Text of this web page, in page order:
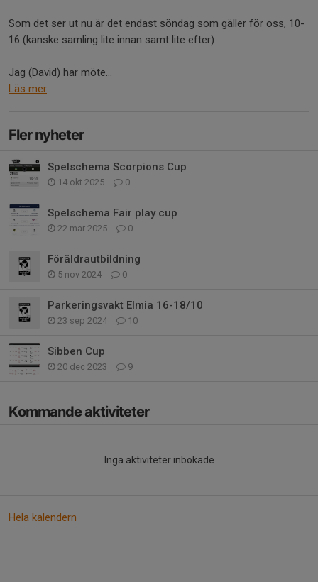
Som det ser ut nu är det endast söndag som gäller för oss, 10-
16 (kanske samling lite innan samt lite efter)
Jag (David) har möte...
Läs mer
Fler nyheter
Spelschema Scorpions Cup
14 okt 2025 0
Spelschema Fair play cup
22 mar 2025 0
Föräldrautbildning
5 nov 2024 0
Parkeringsvakt Elmia 16-18/10
23 sep 2024 10
Sibben Cup
20 dec 2023 9
Kommande aktiviteter
Inga aktiviteter inbokade
Hela kalendern